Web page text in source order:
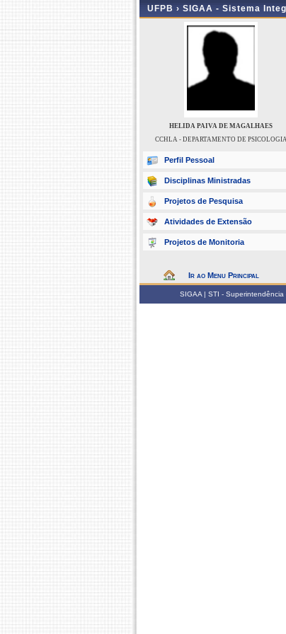
UFPB › SIGAA - Sistema
HELIDA PAIVA DE MAGALHAES
CCHLA - DEPARTAMENTO DE
Perfil Pessoal
Disciplinas Ministradas
Projetos de Pesquisa
Atividades de Extensão
Projetos de Monitoria
Ir ao Menu Principal
SIGAA | STI -